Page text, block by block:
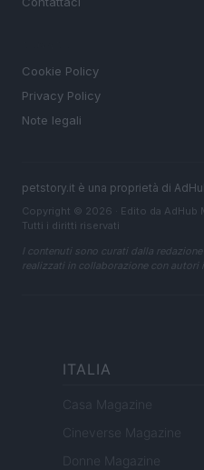
Cookie Policy
Privacy Policy
Note legali
petstory.it è una proprietà di
Copyright © 2026 · Edito da AdHub
Tutti i diritti riservati
I contenuti sono curati dalla
realizzati in collaborazione con autori
ITALIA
Casa Magazine
Cineverse Magazine
Donne Magazine